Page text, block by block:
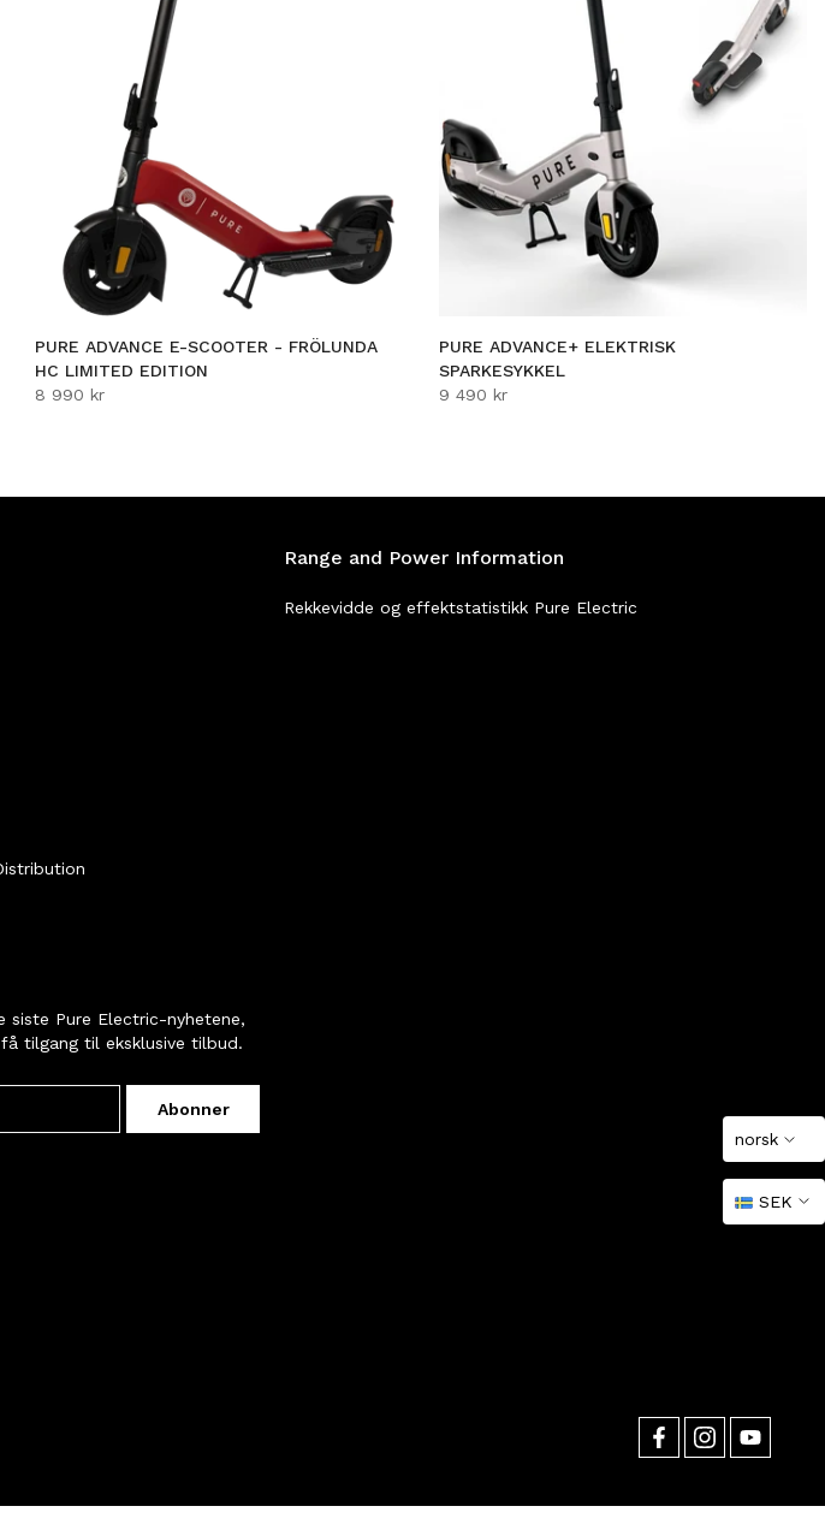
PURE ADVANCE E-SCOOTER - FRÖLUNDA
HC LIMITED EDITION
8 990 kr
PURE ADVANCE+ ELEKTRISK
SPARKESYKKEL
9 490 kr
Range and Power Information
Rekkevidde og effektstatistikk Pure Electric
Pure Electric-nyhetene,
tilgang til eksklusive tilbud.
Abonner
norsk
SEK